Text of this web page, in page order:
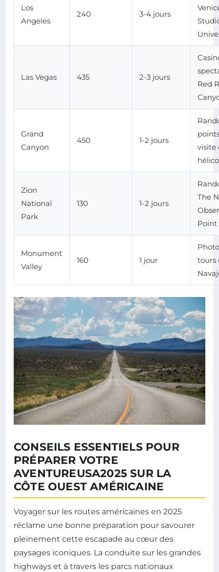
Los
Angeles
240 3-4 jours
Las Vegas 435 2-3 jours
Red
Grand
Canyon
450 1-2 jours
visite
Zion
National
Park
130 1-2 jours
The
Point
Monument
Valley
160 1 jour
tours
CONSEILS ESSENTIELS POUR
PRÉPARER VOTRE
AVENTUREUSA2025 SUR LA
CÔTE OUEST AMÉRICAINE
Voyager sur les routes américaines en 2025
réclame une bonne préparation pour savourer
pleinement cette escapade au cœur des
paysages iconiques. La conduite sur les grandes
highways et à travers les parcs nationaux